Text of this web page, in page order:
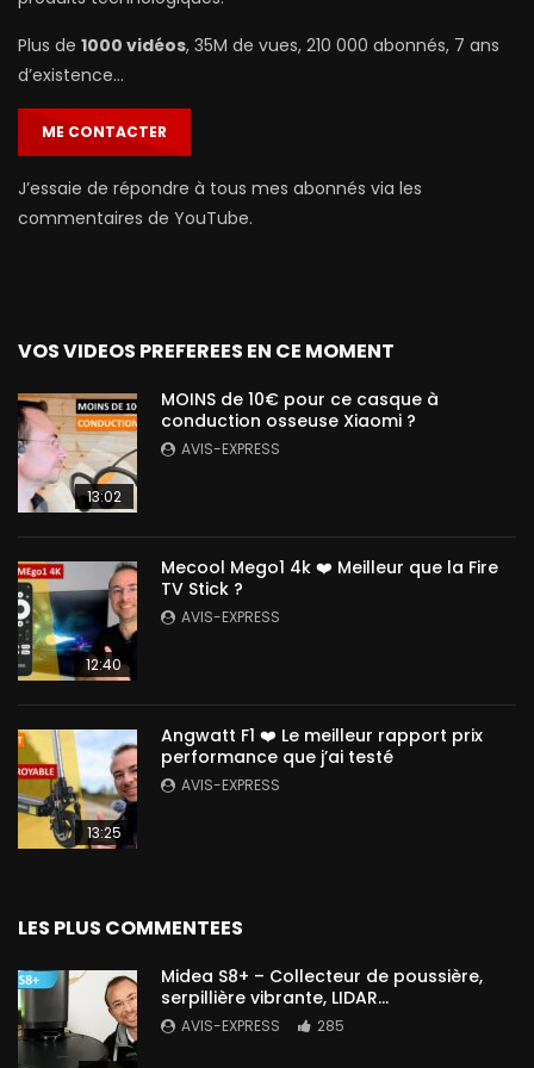
Plus de 1000 vidéos, 35M de vues, 210 000 abonnés, 7 ans
d’existence…
ME CONTACTER
J’essaie de répondre à tous mes abonnés via les
commentaires de YouTube.
VOS VIDEOS PREFEREES EN CE MOMENT
13:02
MOINS de 10€ pour ce casque à
conduction osseuse Xiaomi ?
AVIS-EXPRESS
12:40
Mecool Mego1 4k ❤️ Meilleur que la Fire
TV Stick ?
AVIS-EXPRESS
13:25
Angwatt F1 ❤️ Le meilleur rapport prix
performance que j’ai testé
AVIS-EXPRESS
LES PLUS COMMENTEES
Midea S8+ – Collecteur de poussière,
serpillière vibrante, LIDAR…
AVIS-EXPRESS 285